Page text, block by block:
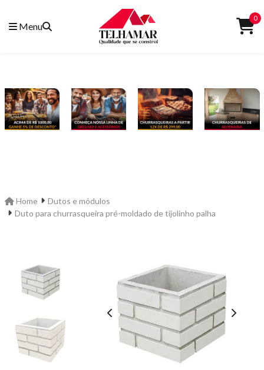
Menu
0
Home
Dutos e módulos
Duto para churrasqueira pré-moldado de tijolinho palha